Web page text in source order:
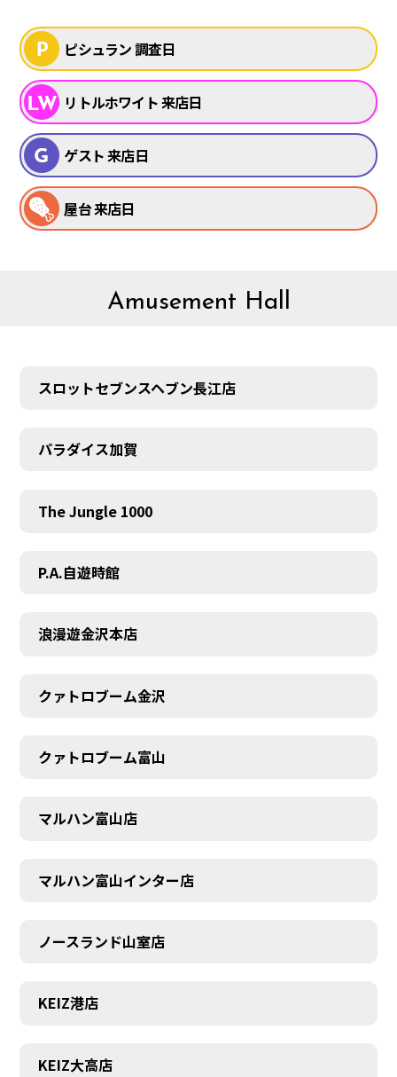
ピシュラン 調査日
リトルホワイト 来店日
ゲスト 来店日
屋台 来店日
Amusement Hall
スロットセブンスヘブン長江店
パラダイス加賀
The Jungle 1000
P.A.自遊時館
浪漫遊金沢本店
クァトロブーム金沢
クァトロブーム富山
マルハン富山店
マルハン富山インター店
ノースランド山室店
KEIZ港店
KEIZ大高店